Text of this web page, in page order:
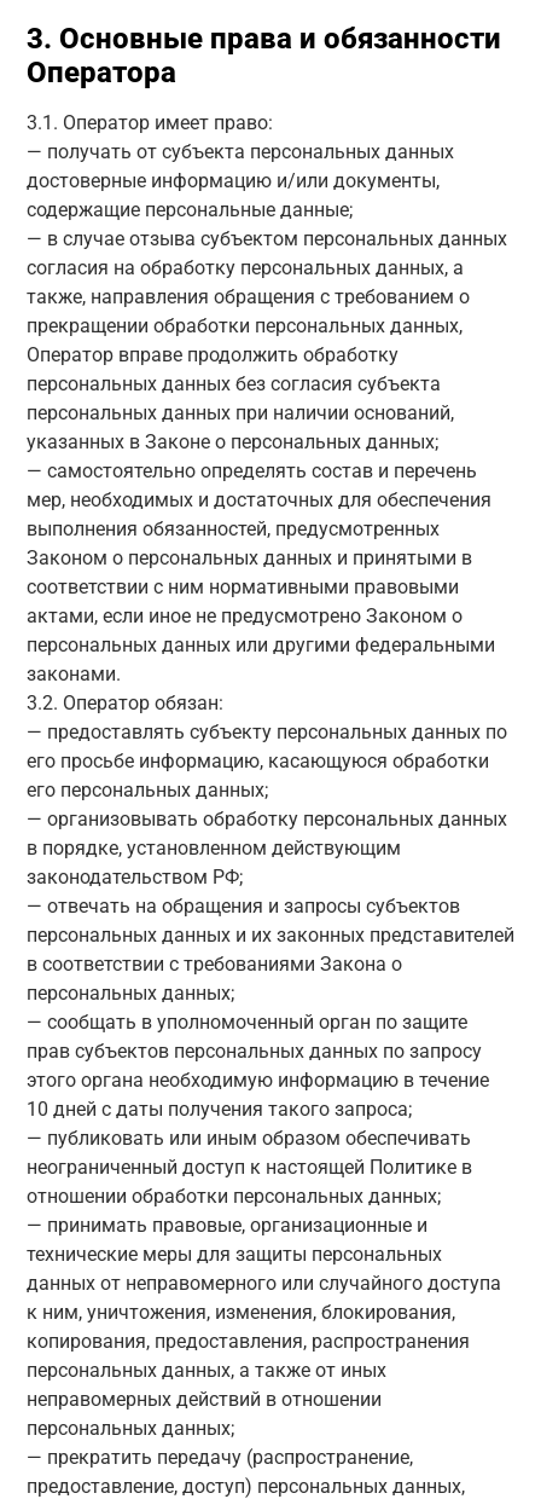
3. Основные права и обязанности
Оператора
3.1. Оператор имеет право:
— получать от субъекта персональных данных
достоверные информацию и/или документы,
содержащие персональные данные;
— в случае отзыва субъектом персональных данных
согласия на обработку персональных данных, а
также, направления обращения с требованием о
прекращении обработки персональных данных,
Оператор вправе продолжить обработку
персональных данных без согласия субъекта
персональных данных при наличии оснований,
указанных в Законе о персональных данных;
— самостоятельно определять состав и перечень
мер, необходимых и достаточных для обеспечения
выполнения обязанностей, предусмотренных
Законом о персональных данных и принятыми в
соответствии с ним нормативными правовыми
актами, если иное не предусмотрено Законом о
персональных данных или другими федеральными
законами.
3.2. Оператор обязан:
— предоставлять субъекту персональных данных по
его просьбе информацию, касающуюся обработки
его персональных данных;
— организовывать обработку персональных данных
в порядке, установленном действующим
законодательством РФ;
— отвечать на обращения и запросы субъектов
персональных данных и их законных представителей
в соответствии с требованиями Закона о
персональных данных;
— сообщать в уполномоченный орган по защите
прав субъектов персональных данных по запросу
этого органа необходимую информацию в течение
10 дней с даты получения такого запроса;
— публиковать или иным образом обеспечивать
неограниченный доступ к настоящей Политике в
отношении обработки персональных данных;
— принимать правовые, организационные и
технические меры для защиты персональных
данных от неправомерного или случайного доступа
к ним, уничтожения, изменения, блокирования,
копирования, предоставления, распространения
персональных данных, а также от иных
неправомерных действий в отношении
персональных данных;
— прекратить передачу (распространение,
предоставление, доступ) персональных данных,